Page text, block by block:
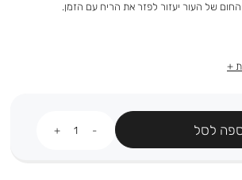
החום של העור יעזור לפזר את הריח עם הזמן.
לסל